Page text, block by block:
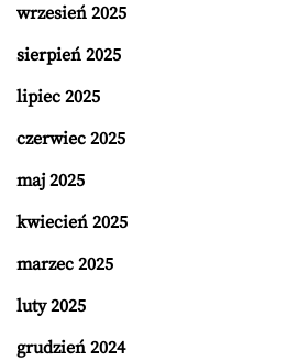
wrzesień 2025
sierpień 2025
lipiec 2025
czerwiec 2025
maj 2025
kwiecień 2025
marzec 2025
luty 2025
grudzień 2024